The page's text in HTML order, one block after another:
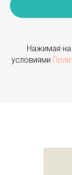
Нажимая на
условиями